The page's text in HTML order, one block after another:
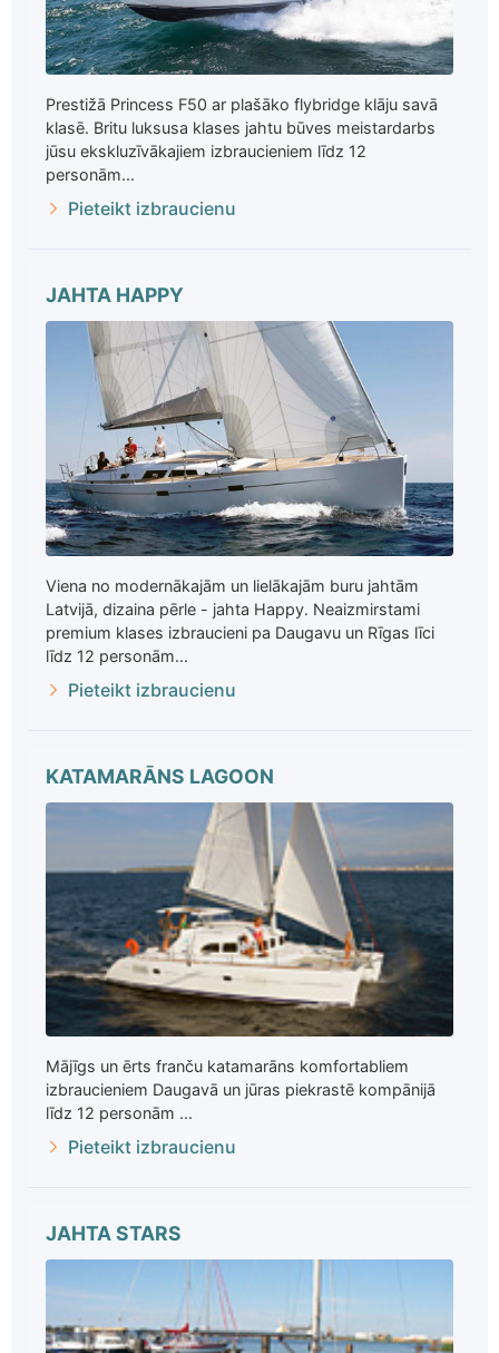
Prestižā Princess F50 ar plašāko flybridge klāju savā
klasē. Britu luksusa klases jahtu būves meistardarbs
jūsu ekskluzīvākajiem izbraucieniem līdz 12
personām...
Pieteikt izbraucienu
JAHTA HAPPY
Viena no modernākajām un lielākajām buru jahtām
Latvijā, dizaina pērle - jahta Happy. Neaizmirstami
premium klases izbraucieni pa Daugavu un Rīgas līci
līdz 12 personām...
Pieteikt izbraucienu
KATAMARĀNS LAGOON
Mājīgs un ērts franču katamarāns komfortabliem
izbraucieniem Daugavā un jūras piekrastē kompānijā
līdz 12 personām ...
Pieteikt izbraucienu
JAHTA STARS